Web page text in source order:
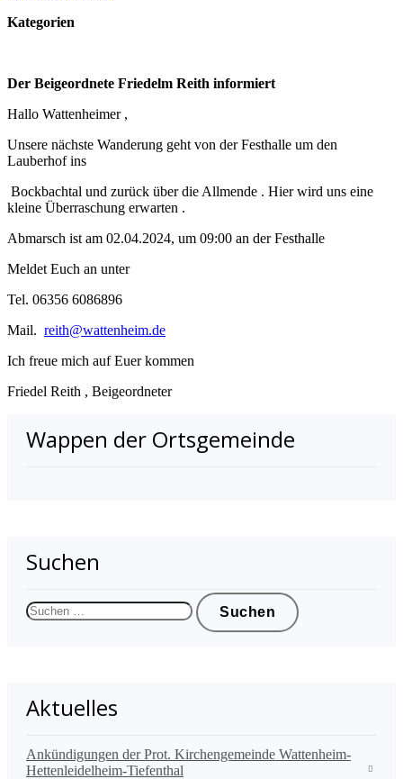
Kategorien
Der Beigeordnete Friedelm Reith informiert
Hallo Wattenheimer ,
Unsere nächste Wanderung geht von der Festhalle um den
Lauberhof ins
Bockbachtal und zurück über die Allmende . Hier wird uns eine
kleine Überraschung erwarten .
Abmarsch ist am 02.04.2024, um 09:00 an der Festhalle
Meldet Euch an unter
Tel. 06356 6086896
Mail. reith@wattenheim.de
Ich freue mich auf Euer kommen
Friedel Reith , Beigeordneter
Wappen der Ortsgemeinde
Suchen
Suchen
nach:
Aktuelles
Ankündigungen der Prot. Kirchengemeinde Wattenheim-
Hettenleidelheim-Tiefenthal